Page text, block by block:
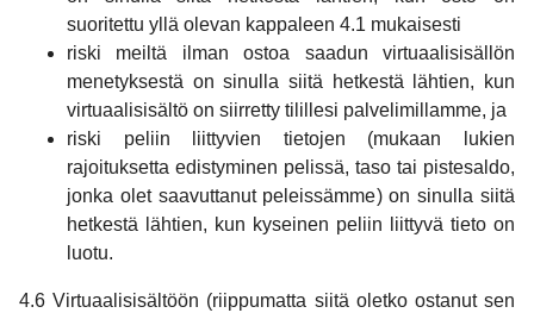
suoritettu yllä olevan kappaleen 4.1 mukaisesti
riski meiltä ilman ostoa saadun virtuaalisisällön
menetyksestä on sinulla siitä hetkestä lähtien, kun
virtuaalisisältö on siirretty tilillesi palvelimillamme, ja
riski peliin liittyvien tietojen (mukaan lukien
rajoituksetta edistyminen pelissä, taso tai pistesaldo,
jonka olet saavuttanut peleissämme) on sinulla siitä
hetkestä lähtien, kun kyseinen peliin liittyvä tieto on
luotu.
4.6 Virtuaalisisältöön (riippumatta siitä oletko ostanut sen